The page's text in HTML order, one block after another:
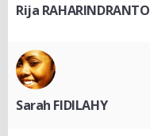
Rija RAHARINDRANTO
Sarah FIDILAHY